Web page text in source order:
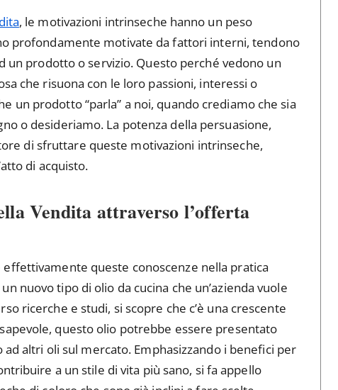
, le motivazioni intrinseche hanno un peso
profondamente motivate da fattori interni, tendono
un prodotto o servizio. Questo perché vedono un
che risuona con le loro passioni, interessi o
un prodotto “parla” a noi, quando crediamo che sia
o desideriamo. La potenza della persuasione,
di sfruttare queste motivazioni intrinseche,
di acquisto.
Vendita attraverso l’offerta
effettivamente queste conoscenze nella pratica
nuovo tipo di olio da cucina che un’azienda vuole
ricerche e studi, si scopre che c’è una crescente
questo olio potrebbe essere presentato
altri oli sul mercato. Emphasizzando i benefici per
a un stile di vita più sano, si fa appello